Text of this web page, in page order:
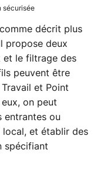
sécurisée
décrit plus
propose deux
le filtrage des
peuvent être
et Point
eux, on peut
entrantes ou
local, et établir des
spécifiant